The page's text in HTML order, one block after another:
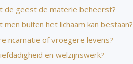
de geest de materie beheerst?
buiten het lichaam kan bestaan?
of vroegere levens?
en welzijnswerk?